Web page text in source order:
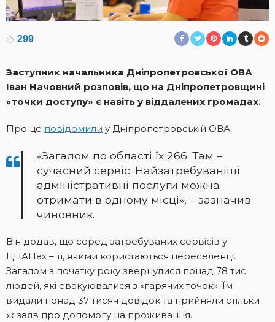
299
Заступник начальника Дніпропетровської ОВА
Іван Начовний розповів, що на Дніпропетровщині
«точки доступу» є навіть у віддалених громадах.
Про це повідомили у Дніпропетровській ОВА.
«Загалом по області їх 266. Там –
сучасний сервіс. Найзатребуваніші
адміністративні послуги можна
отримати в одному місці», – зазначив
чиновник.
Він додав, що серед затребуваних сервісів у
ЦНАПах – ті, якими користаються переселенці.
Загалом з початку року звернулися понад 78 тис.
людей, які евакуювалися з «гарячих точок». Їм
видали понад 37 тисяч довідок та прийняли стільки
ж заяв про допомогу на проживання.